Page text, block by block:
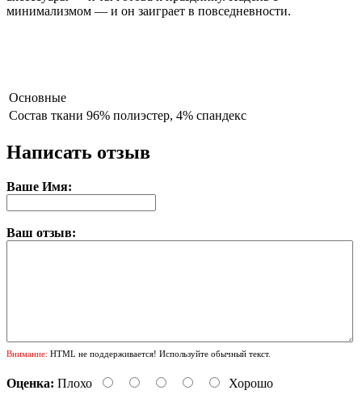
минимализмом — и он заиграет в повседневности.
Основные
Состав ткани 96% полиэстер, 4% спандекс
Написать отзыв
Ваше Имя:
Ваш отзыв:
Внимание: HTML не поддерживается! Используйте обычный текст.
Оценка: Плохо Хорошо